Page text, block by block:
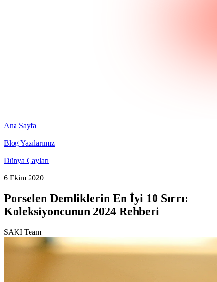
Ana Sayfa
Blog Yazılarımız
Dünya Çayları
6 Ekim 2020
Porselen Demliklerin En İyi 10 Sırrı:
Koleksiyoncunun 2024 Rehberi
SAKI Team